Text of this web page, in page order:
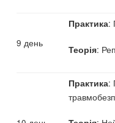
9 день
Практика:
Теорія:
Практика: